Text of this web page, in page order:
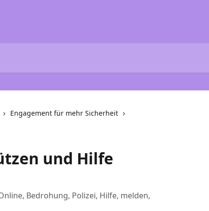
Engagement für mehr Sicherheit
und Hilfe
Bedrohung, Polizei, Hilfe, melden,